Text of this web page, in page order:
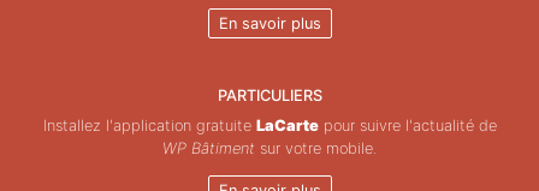
En savoir plus
PARTICULIERS
Installez l'application gratuite LaCartepour suivre l'actualité de
WP Bâtiment sur votre mobile.